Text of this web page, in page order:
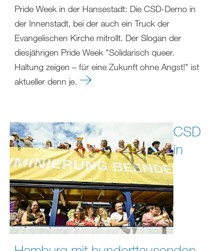
Pride Week in der Hansestadt: Die CSD-Demo in
der Innenstadt, bei der auch ein Truck der
Evangelischen Kirche mitrollt. Der Slogan der
diesjährigen Pride Week "Solidarisch queer.
Haltung zeigen – für eine Zukunft ohne Angst!" ist
aktueller denn je.
CSD
in